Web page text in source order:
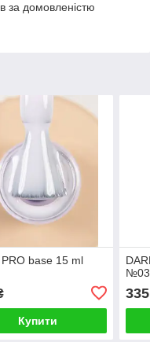
за домовленістю
PRO base 15 ml
Купити
№03
335